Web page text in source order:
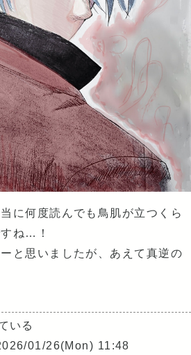
に何度読んでも鳥肌が立つくら
ね…！
と思いましたが、あえて真逆の
いる
01/26(Mon) 11:48